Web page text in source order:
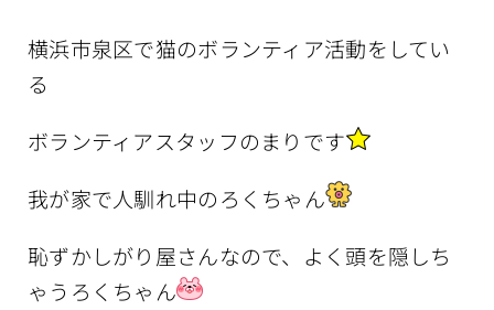
横浜市泉区で猫のボランティア活動をしてい
る
ボランティアスタッフのまりです
我が家で人馴れ中のろくちゃん
恥ずかしがり屋さんなので、よく頭を隠しち
ゃうろくちゃん